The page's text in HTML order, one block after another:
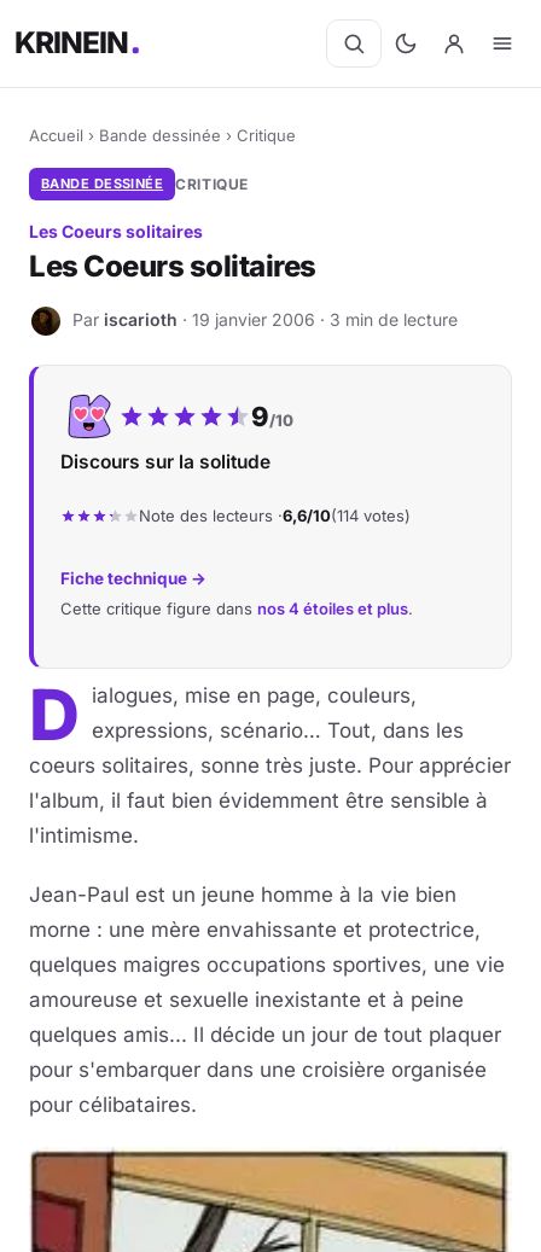
KRINEIN
Accueil › Bande dessinée › Critique
BANDE DESSINÉE CRITIQUE
Les Coeurs solitaires
Les Coeurs solitaires
I Par iscarioth · 19 janvier 2006 · 3 min de lecture
Notre note :
9/10
Discours sur la solitude
Note des lecteurs ·6,6/10(114 votes)
Fiche technique →
Cette critique figure dans nos 4 étoiles et plus.
D
ialogues, mise en page, couleurs,
expressions, scénario… Tout, dans les
coeurs solitaires, sonne très juste. Pour apprécier
l'album, il faut bien évidemment être sensible à
l'intimisme.
Jean-Paul est un jeune homme à la vie bien
morne : une mère envahissante et protectrice,
quelques maigres occupations sportives, une vie
amoureuse et sexuelle inexistante et à peine
quelques amis... Il décide un jour de tout plaquer
pour s'embarquer dans une croisière organisée
pour célibataires.